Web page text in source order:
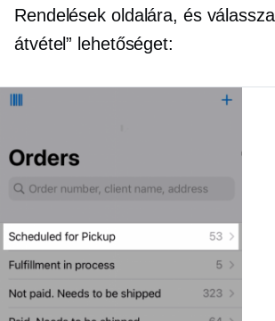
Rendelések oldalára, és
átvétel” lehetőséget: